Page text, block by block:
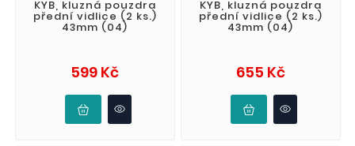
KYB, kluzná pouzdra
přední vidlice (2 ks.)
43mm (04)
599 KčCena
KYB, kluzná pouzdra
přední vidlice (2 ks.)
43mm (04)
655 KčCena